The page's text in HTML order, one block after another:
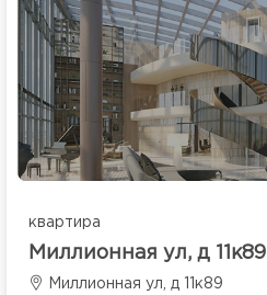
квартира
Миллионная ул, д 11к89
Миллионная ул, д 11к89